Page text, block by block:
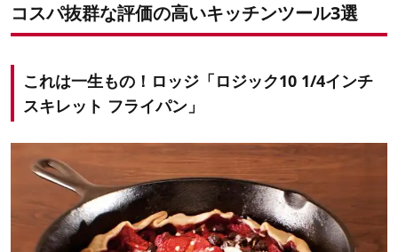
コスパ抜群な評価の高いキッチンツール3選
これは一生もの！ロッジ「ロジック10 1/4インチ
スキレット フライパン」